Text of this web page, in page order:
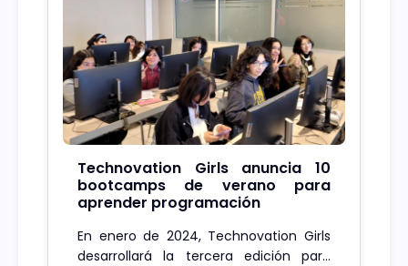
Technovation Girls anuncia 10
bootcamps de verano para
aprender programación
En enero de 2024, Technovation Girls
desarrollará la tercera edición para